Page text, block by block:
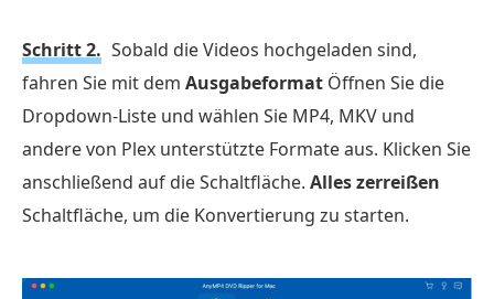
Schritt 2. Sobald die Videos hochgeladen sind,
fahren Sie mit dem Ausgabeformat Öffnen Sie die
Dropdown-Liste und wählen Sie MP4, MKV und
andere von Plex unterstützte Formate aus. Klicken Sie
anschließend auf die Schaltfläche. Alles zerreißen
Schaltfläche, um die Konvertierung zu starten.